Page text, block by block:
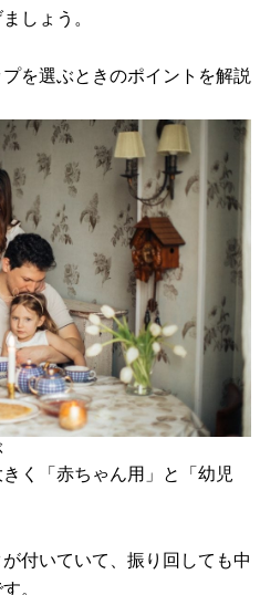
しょう。
を選ぶときのポイントを解説
く「赤ちゃん用」と「幼児
付いていて、振り回しても中
。